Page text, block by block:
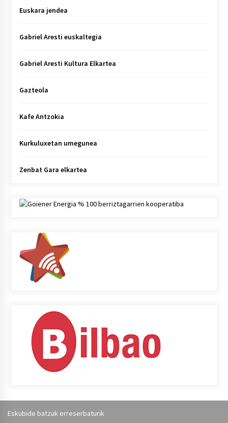
Euskara jendea
Gabriel Aresti euskaltegia
Gabriel Aresti Kultura Elkartea
Gazteola
Kafe Antzokia
Kurkuluxetan umegunea
Zenbat Gara elkartea
Eskubide batzuk erreserbaturik